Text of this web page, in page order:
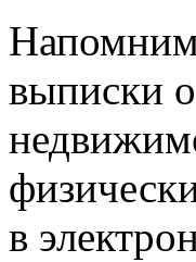
выписки
в